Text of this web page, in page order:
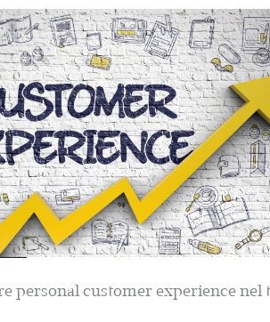
personal customer experience nel